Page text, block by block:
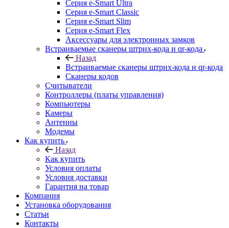
Серия e-Smart Ultra
Серия e-Smart Classic
Серия e-Smart Slim
Серия e-Smart Flex
Аксессуары для электронных замков
Встраиваемые сканеры штрих-кода и qr-кода
Назад
Встраиваемые сканеры штрих-кода и qr-кода
Сканеры кодов
Считыватели
Контроллеры (платы управления)
Компьютеры
Камеры
Антенны
Модемы
Как купить
Назад
Как купить
Условия оплаты
Условия доставки
Гарантия на товар
Компания
Установка оборудования
Статьи
Контакты